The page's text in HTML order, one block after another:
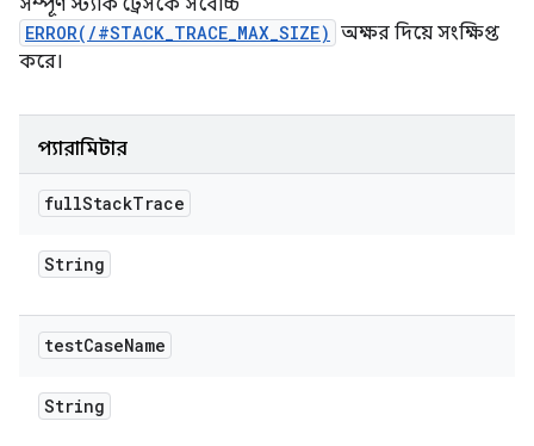
সম্পূর্ণ স্ট্যাক ট্রেসকে সর্বোচ্চ
ERROR(/#STACK_TRACE_MAX_SIZE) অক্ষর দিয়ে সংক্ষিপ্ত
করে।
প্যারামিটার
fullStackTrace
String
testCaseName
String